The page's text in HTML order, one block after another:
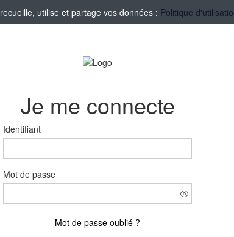
utilise et partage vos données : Politique
Je me connecte
Identifiant
Mot de passe
Mot de passe oublié ?